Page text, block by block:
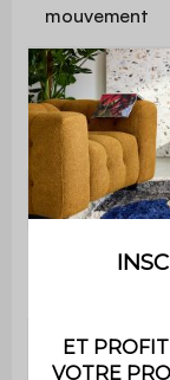
mouvement
Poids
Utilisation
Usage
Montage
Garantie